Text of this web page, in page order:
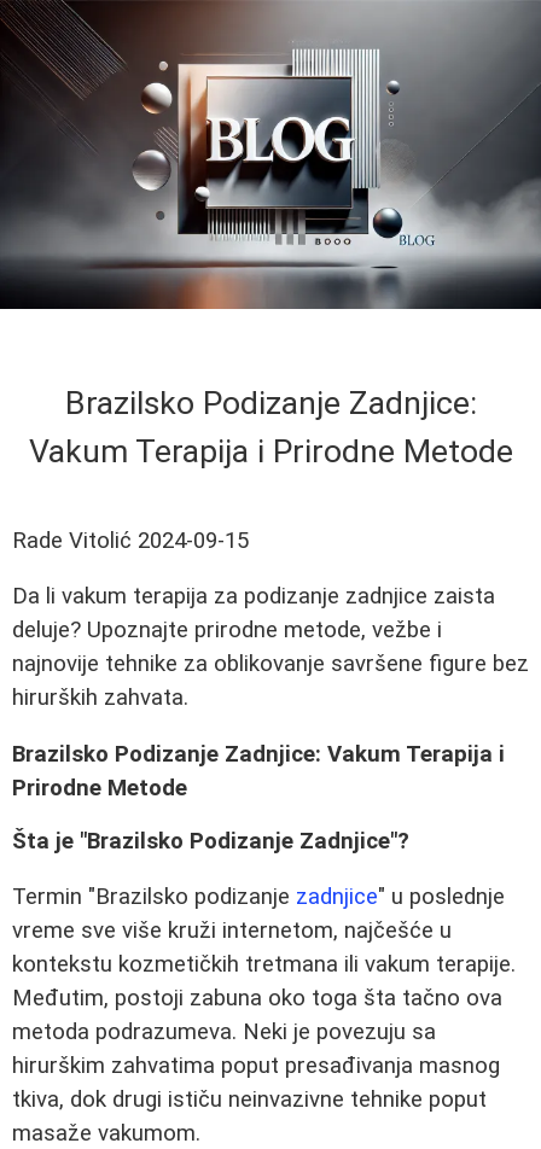
Brazilsko Podizanje Zadnjice:
Vakum Terapija i Prirodne Metode
Rade Vitolić 2024-09-15
Da li vakum terapija za podizanje zadnjice zaista
deluje? Upoznajte prirodne metode, vežbe i
najnovije tehnike za oblikovanje savršene figure bez
hirurških zahvata.
Brazilsko Podizanje Zadnjice: Vakum Terapija i
Prirodne Metode
Šta je "Brazilsko Podizanje Zadnjice"?
Termin "Brazilsko podizanje zadnjice" u poslednje
vreme sve više kruži internetom, najčešće u
kontekstu kozmetičkih tretmana ili vakum terapije.
Međutim, postoji zabuna oko toga šta tačno ova
metoda podrazumeva. Neki je povezuju sa
hirurškim zahvatima poput presađivanja masnog
tkiva, dok drugi ističu neinvazivne tehnike poput
masaže vakumom.